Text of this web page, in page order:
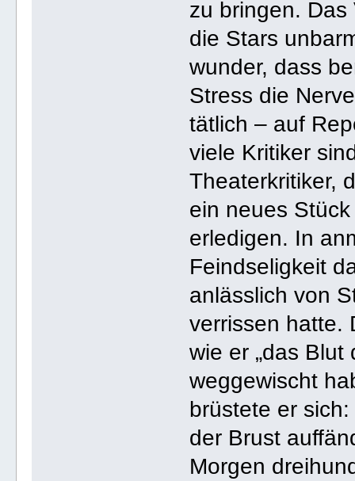
zu bringen.
die Stars
wunder, dass
Stress die
tätlich – auf
viele Kritiker
Theaterkritiker,
ein neues
erledigen. In
Feindseligkeit
anlässlich von
verrissen hatte.
wie er „das
weggewischt
brüstete er
der Brust
Morgen